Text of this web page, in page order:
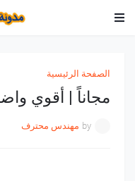
الصفحة الرئيسية
مجاناً | أقوي
by مهندس محترف